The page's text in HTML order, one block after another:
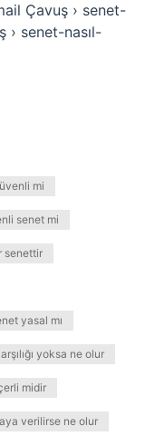
Çavuş › senet-
› senet-nasıl-
mi
senet mi
senettir
yasal mı
yoksa ne olur
midir
verilirse ne olur